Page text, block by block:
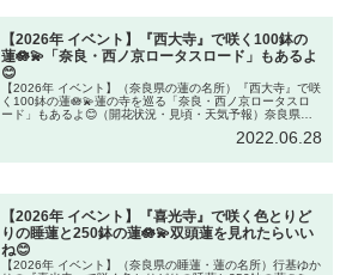
【2026年 イベント】『西大寺』で咲く100鉢の
蓮🪷💫「奈良・西ノ京ロータスロード」もあるよ
😊
【2026年 イベント】（奈良県の蓮の名所）『西大寺』で咲
く100鉢の蓮🪷💫蓮の寺を巡る「奈良・西ノ京ロータスロ
ード」もあるよ😊（開花状況・見頃・天気予報）奈良県奈
2022.06.28
【2026年 イベント】『喜光寺』で咲く色とりど
りの睡蓮と250鉢の蓮🪷💫双頭蓮を見れたらいい
ね😊
【2026年 イベント】（奈良県の睡蓮・蓮の名所）行基ゆか